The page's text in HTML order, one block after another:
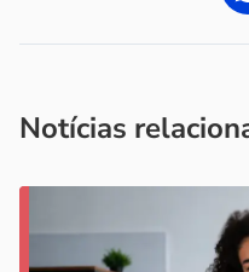
Notícias